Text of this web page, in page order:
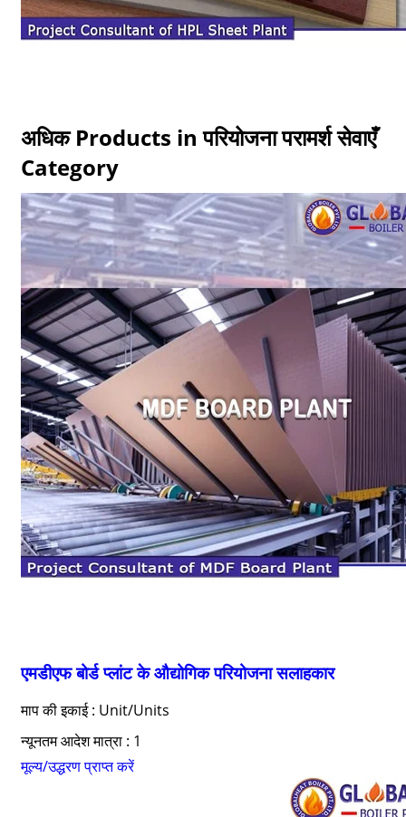
अधिक Products in परियोजना परामर्श सेवाएँ
Category
एमडीएफ बोर्ड प्लांट के औद्योगिक परियोजना सलाहकार
माप की इकाई : Unit/Units
न्यूनतम आदेश मात्रा : 1
मूल्य/उद्धरण प्राप्त करें